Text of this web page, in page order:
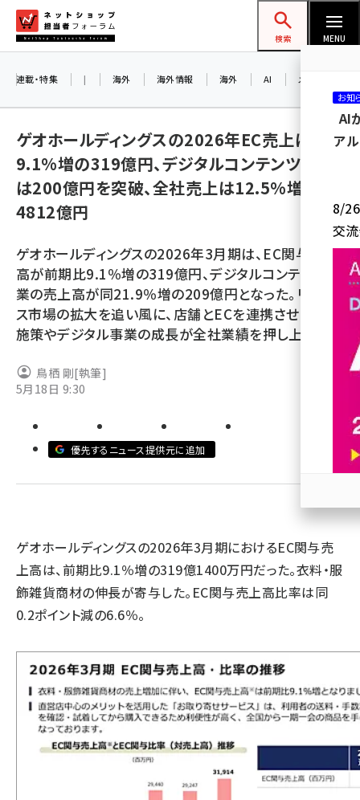
ン
ネットショップ担当者フォーラム
検索 MENU
amazon (2236)
yahoo (1896)
ecbeing (1204)
アスクル (1112)
base (1068)
revico (737)
連載・特集 | 海外 海外情報 海外 AI メタバース
ゲオホールディングスの2026年EC売上は
9.1%増の319億円、デジタルコンテンツ事業
は200億円を突破、全社売上は12.5%増の
4812億円
ゲオホールディングスの2026年3月期は、EC関与売上
高が前期比9.1％増の319億円、デジタルコンテンツ事
業の売上高が同21.9％増の209億円となった。リユー
ス市場の拡大を追い風に、店舗とECを連携させた販売
施策やデジタル事業の成長が全社業績を押し上げた。
鳥栖 剛[執筆]
5月18日 9:30
優先するニュース提供元に追加
ゲオホールディングスの2026年3月期におけるEC関与売
上高は、前期比9.1％増の319億1400万円だった。衣料・服
飾雑貨商材の伸長が寄与した。EC関与売上高比率は同
0.2ポイント減の6.6％。
お知
AI
ア
8/26
交
参